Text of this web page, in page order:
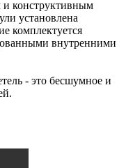
конструктивным
установлена
комплектуется
внутренними
- это бесшумное и